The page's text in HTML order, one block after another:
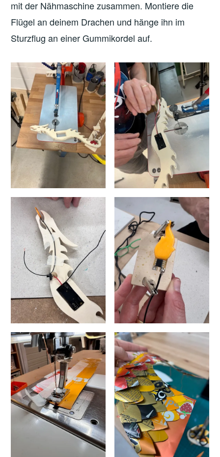
mit der Nähmaschine zusammen. Montiere die
Flügel an deinem Drachen und hänge ihn im
Sturzflug an einer Gummikordel auf.